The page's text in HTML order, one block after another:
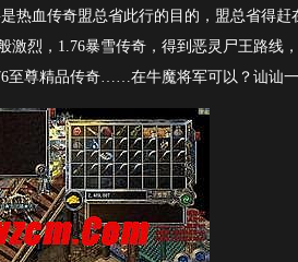
热血传奇盟总省此行的目的，盟总省得
激烈，1.76暴雪传奇，得到恶灵尸王路线
至尊精品传奇……在牛魔将军可以？讪讪一